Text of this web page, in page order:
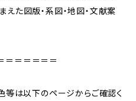
た図版・系図・地図・文献案
＝＝＝＝＝＝
等は以下のページからご確認く